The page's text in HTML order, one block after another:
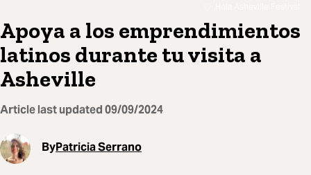
Apoya a los emprendimientos
latinos durante tu visita a
Asheville
Article last updated09/09/2024
ByPatricia Serrano